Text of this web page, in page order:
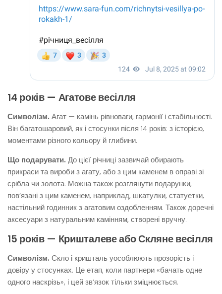
14 років — Агатове весілля
Символізм. Агат — камінь рівноваги, гармонії і стабільності.
Він багатошаровий, як і стосунки після 14 років: з історією,
моментами різного кольору й глибини.
Що подарувати. До цієї річниці зазвичай обирають
прикраси та вироби з агату, або з цим каменем в оправі зі
срібла чи золота. Можна також розглянути подарунки,
пов’язані з цим каменем, наприклад, шкатулки, статуетки,
настільний годинник з агатовим оздобленням. Також доречні
аксесуари з натуральним камінням, створені вручну.
15 років — Кришталеве або Скляне весілля
Символізм. Скло і кришталь уособлюють прозорість і
довіру у стосунках. Це етап, коли партнери «бачать одне
одного наскрізь», і цей зв’язок тільки зміцнюється.